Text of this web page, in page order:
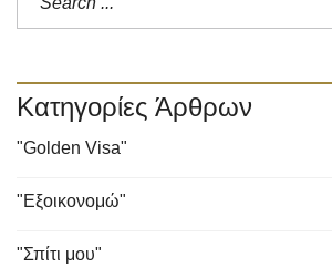
Κατηγορίες Άρθρων
"Golden Visa"
"Εξοικονομώ"
"Σπίτι μου"